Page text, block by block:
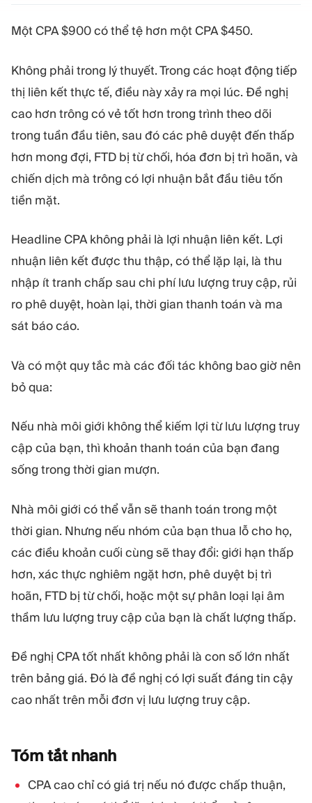
Một CPA $900 có thể tệ hơn một CPA $450.
Không phải trong lý thuyết. Trong các hoạt động tiếp
thị liên kết thực tế, điều này xảy ra mọi lúc. Đề nghị
cao hơn trông có vẻ tốt hơn trong trình theo dõi
trong tuần đầu tiên, sau đó các phê duyệt đến thấp
hơn mong đợi, FTD bị từ chối, hóa đơn bị trì hoãn, và
chiến dịch mà trông có lợi nhuận bắt đầu tiêu tốn
tiền mặt.
Headline CPA không phải là lợi nhuận liên kết. Lợi
nhuận liên kết được thu thập, có thể lặp lại, là thu
nhập ít tranh chấp sau chi phí lưu lượng truy cập, rủi
ro phê duyệt, hoàn lại, thời gian thanh toán và ma
sát báo cáo.
Và có một quy tắc mà các đối tác không bao giờ nên
bỏ qua:
Nếu nhà môi giới không thể kiếm lợi từ lưu lượng truy
cập của bạn, thì khoản thanh toán của bạn đang
sống trong thời gian mượn.
Nhà môi giới có thể vẫn sẽ thanh toán trong một
thời gian. Nhưng nếu nhóm của bạn thua lỗ cho họ,
các điều khoản cuối cùng sẽ thay đổi: giới hạn thấp
hơn, xác thực nghiêm ngặt hơn, phê duyệt bị trì
hoãn, FTD bị từ chối, hoặc một sự phân loại lại âm
thầm lưu lượng truy cập của bạn là chất lượng thấp.
Đề nghị CPA tốt nhất không phải là con số lớn nhất
trên bảng giá. Đó là đề nghị có lợi suất đáng tin cậy
cao nhất trên mỗi đơn vị lưu lượng truy cập.
Tóm tắtnhanh
CPA cao chỉ có giá trị nếu nó được chấp thuận,
Sàn giao dịch Hậu cần
TÀI NGUYÊN
Hướng dẫn tiếp thị
Blog
Thuật ngữ
Công cụ tính lợi nhuận
Kế hoạch kinh doanh
THÊM
Giới thiệu về Quadcode
Đội ngũ
Sự kiện
Tin tức công ty
Nghề nghiệp
THEO DÕI CHÚNG TÔI